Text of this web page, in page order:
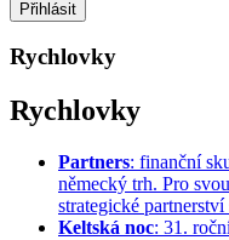
Rychlovky
Rychlovky
Partners: finanční
německý trh. Pro
strategické partnerství
Keltská noc: 31.